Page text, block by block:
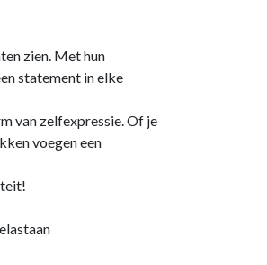
zien. Met hun
statement in elke
van zelfexpressie. Of je
voegen een